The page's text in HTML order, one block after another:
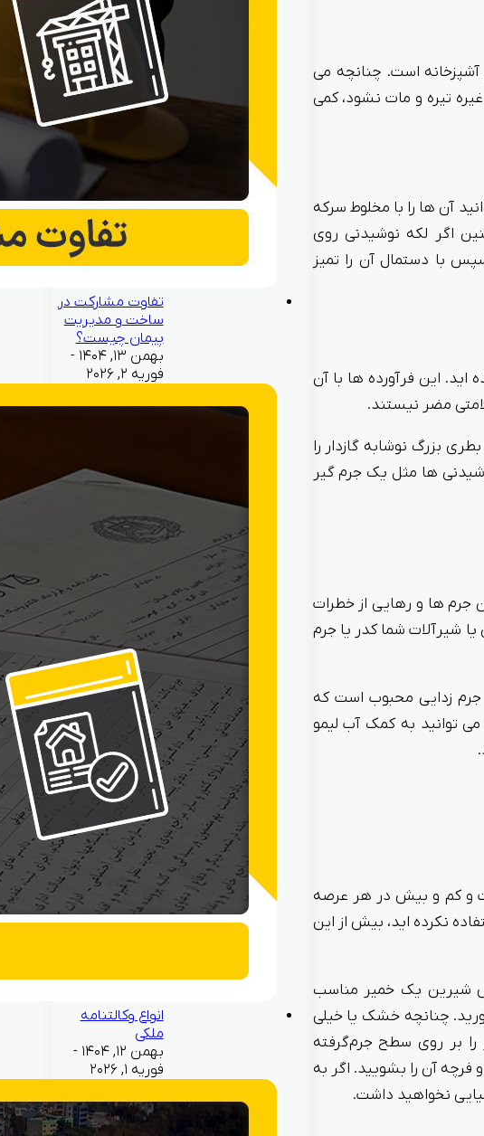
است. چنانچه می‌
تیره و مات نشود، کمی
آن ها را با مخلوط سرکه
اگر لکه نوشیدنی روی
با دستمال آن را تمیز
این فرآورده ها با آن
مضر نیستند.
بزرگ نوشابه گازدار را
ها مثل یک جرم گیر
جرم‌ ها و رهایی از خطرات
شیرآلات شما کدر یا جرم
جرم‌ زدایی محبوب است که
توانید به کمک آب لیمو
و کم و بیش در هر عرصه
نکرده‌ اید، بیش از این
شیرین یک خمیر مناسب
چنانچه خشک یا خیلی
را بر روی سطح جرم‌گرفته
آب و فرچه آن را بشویید. اگر به
نخواهید داشت.
تفاوت مشارکت در
ساخت و مدیریت
پیمان چیست؟
بهمن ۱۳, ۱۴۰۴ -
فوریه ۲, ۲۰۲۶
انواع وکالتنامه
ملکی
بهمن ۱۲, ۱۴۰۴ -
فوریه ۱, ۲۰۲۶